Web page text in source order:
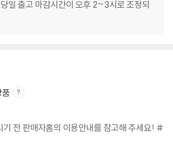
일 출고 마감시간이 오후 2~3시로 조정되
품
전 판매자홈의 이용안내를 참고해 주세요! #